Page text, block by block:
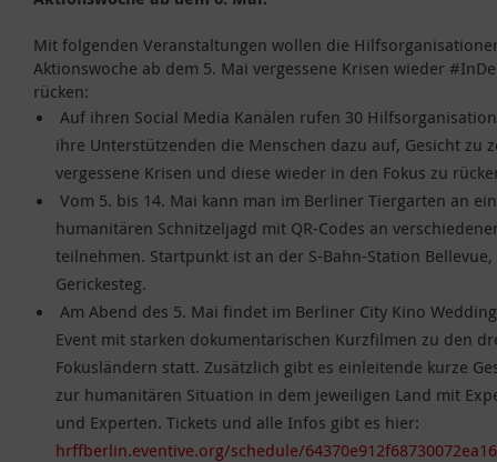
Mit folgenden Veranstaltungen wollen die
Aktionswoche ab dem 5. Mai vergessene Krisen wieder
rücken:
Auf ihren Social Media Kanälen rufen 30
ihre Unterstützenden die Menschen dazu auf, Gesicht zu
vergessene Krisen und diese wieder in den Fokus zu
Vom 5. bis 14. Mai kann man im Berliner Tiergarten an
humanitären Schnitzeljagd mit QR-Codes an
teilnehmen. Startpunkt ist an der S-Bahn-Station
Gerickesteg.
Am Abend des 5. Mai findet im Berliner City Kino
Event mit starken dokumentarischen Kurzfilmen zu den
Fokusländern statt. Zusätzlich gibt es einleitende kurze
zur humanitären Situation in dem jeweiligen Land mit
und Experten. Tickets und alle Infos gibt es hier:
hrffberlin.eventive.org/schedule/